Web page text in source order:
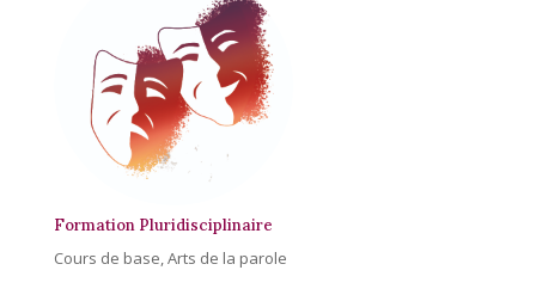
Formation Pluridisciplinaire
Cours de base,Arts de la parole